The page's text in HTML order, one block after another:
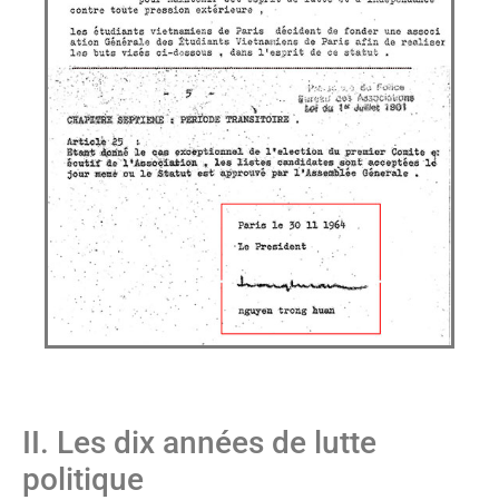
II. Les dix années de lutte
politique